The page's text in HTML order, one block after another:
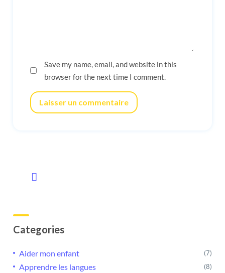
Save my name, email, and website in this
browser for the next time I comment.
Laisser un commentaire
Categories
Aider mon enfant (7)
Apprendre les langues (8)